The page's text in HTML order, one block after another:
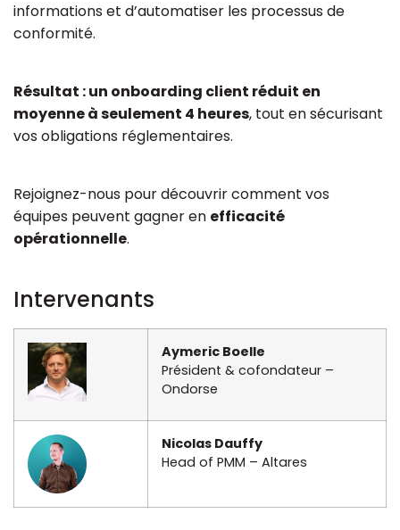
informations et d’automatiser les processus de
conformité.
Résultat : un onboarding client réduit en
moyenne à seulement 4 heures, tout en sécurisant
vos obligations réglementaires.
Rejoignez-nous pour découvrir comment vos
équipes peuvent gagner en efficacité
opérationnelle.
Intervenants
Aymeric Boelle
Président & cofondateur –
Ondorse
Nicolas Dauffy
Head of PMM – Altares